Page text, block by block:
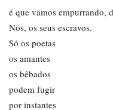
é que vamos empurrando,
Nós, os seus escravos.
Só os poetas
os amantes
os bêbados
podem fugir
por instantes